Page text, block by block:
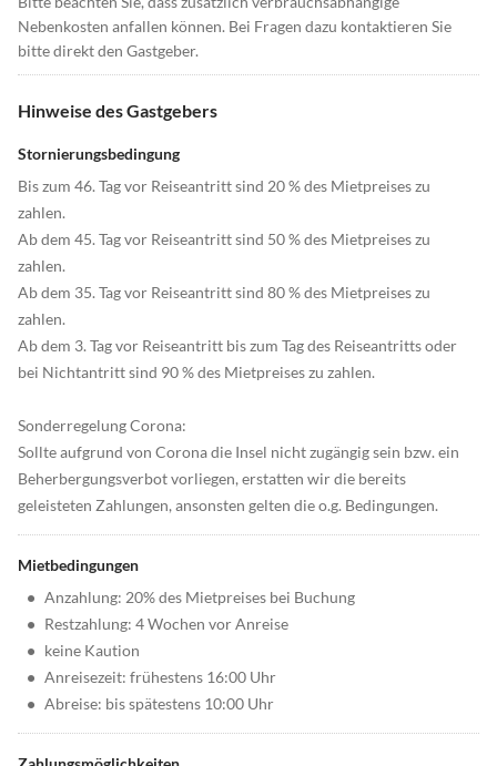
Nebenkosten anfallen können. Bei Fragen dazu kontaktieren Sie
bitte direkt den Gastgeber.
Hinweise des Gastgebers
Stornierungsbedingung
Bis zum 46. Tag vor Reiseantritt sind 20 % des Mietpreises zu
zahlen.
Ab dem 45. Tag vor Reiseantritt sind 50 % des Mietpreises zu
zahlen.
Ab dem 35. Tag vor Reiseantritt sind 80 % des Mietpreises zu
zahlen.
Ab dem 3. Tag vor Reiseantritt bis zum Tag des Reiseantritts oder
bei Nichtantritt sind 90 % des Mietpreises zu zahlen.
Sonderregelung Corona:
Sollte aufgrund von Corona die Insel nicht zugängig sein bzw. ein
Beherbergungsverbot vorliegen, erstatten wir die bereits
geleisteten Zahlungen, ansonsten gelten die o.g. Bedingungen.
Mietbedingungen
• Anzahlung: 20% des Mietpreises bei Buchung
• Restzahlung: 4 Wochen vor Anreise
• keine Kaution
• Anreisezeit: frühestens 16:00 Uhr
• Abreise: bis spätestens 10:00 Uhr